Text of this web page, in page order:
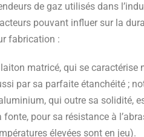
de gaz utilisés dans
pouvant influer sur la
fabrication :
matricé, qui se caractérise
par sa parfaite étanchéité ;
qui outre sa solidité,
fonte, pour sa résistance à
élevées sont en jeu).